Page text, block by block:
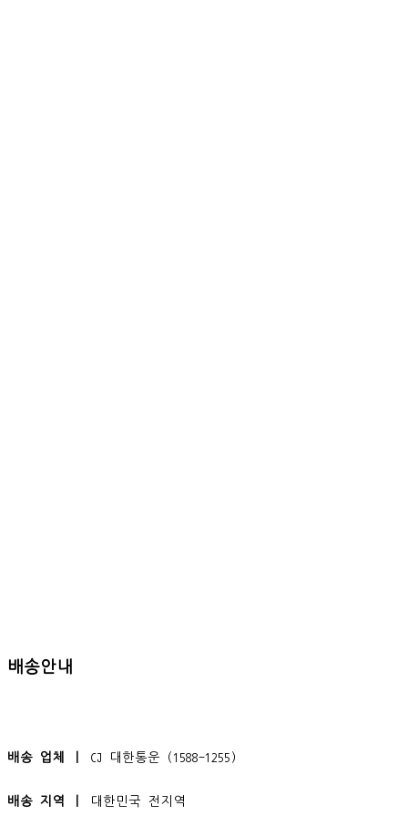
배송안내
배송 업체 ㅣ CJ 대한통운 (1588-1255)
배송 지역 ㅣ 대한민국 전지역